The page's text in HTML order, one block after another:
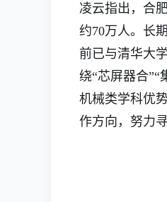
凌云指出，合
约70万人。长
前已与清华大
绕“芯屏器合
机械类学科优
作方向，努力